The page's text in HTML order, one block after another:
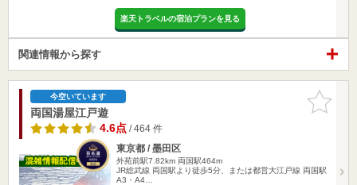
楽天トラベルの宿泊プランを見る
関連情報から探す
お気に入
りに追加
今空いています
両国湯屋江戸遊
4.6点/ 464 件
東京都 / 墨田区
外苑前駅7.82km 両国駅464m
JR総武線 両国駅より徒歩5分、または都営大江戸線 両国駅
A3・A4…